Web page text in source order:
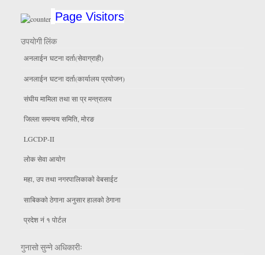
Page Visitors
उपयाेगी लिंक
अनलाईन घटना दर्ता(सेवाग्राही)
अनलाईन घटना दर्ता(कार्यालय प्रयाेजन)
संघीय मामिला तथा सा प्र मन्त्रालय
जिल्ला समन्वय समिति, माेरङ
LGCDP-II
लाेक सेवा आयाेग
महा, उप तथा नगरपालिकाकाे वेबसाईट
साबिकको ठेगाना अनुसार हालको ठेगाना
प्रदेश नं १ पोर्टल
गुनासो सुन्ने अधिकारीः